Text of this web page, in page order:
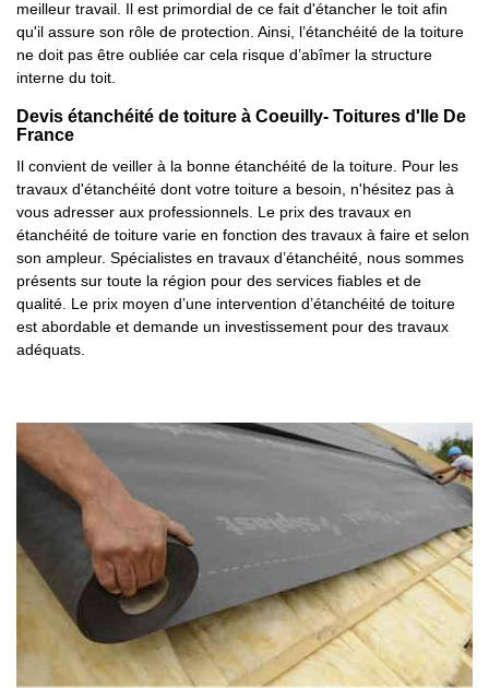
meilleur travail. Il est primordial de ce fait d'étancher le toit afin
qu'il assure son rôle de protection. Ainsi, l’étanchéité de la toiture
ne doit pas être oubliée car cela risque d’abîmer la structure
interne du toit.
Devis étanchéité de toiture à Coeuilly- Toitures d'Ile De
France
Il convient de veiller à la bonne étanchéité de la toiture. Pour les
travaux d'étanchéité dont votre toiture a besoin, n'hésitez pas à
vous adresser aux professionnels. Le prix des travaux en
étanchéité de toiture varie en fonction des travaux à faire et selon
son ampleur. Spécialistes en travaux d’étanchéité, nous sommes
présents sur toute la région pour des services fiables et de
qualité. Le prix moyen d’une intervention d’étanchéité de toiture
est abordable et demande un investissement pour des travaux
adéquats.